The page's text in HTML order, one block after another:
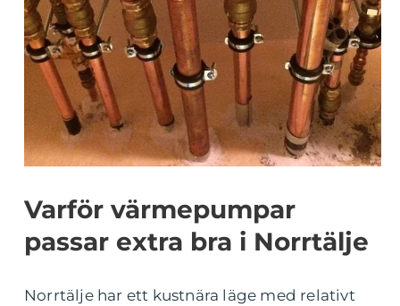
Varför värmepumpar
passar extra bra i Norrtälje
Norrtälje har ett kustnära läge med relativt